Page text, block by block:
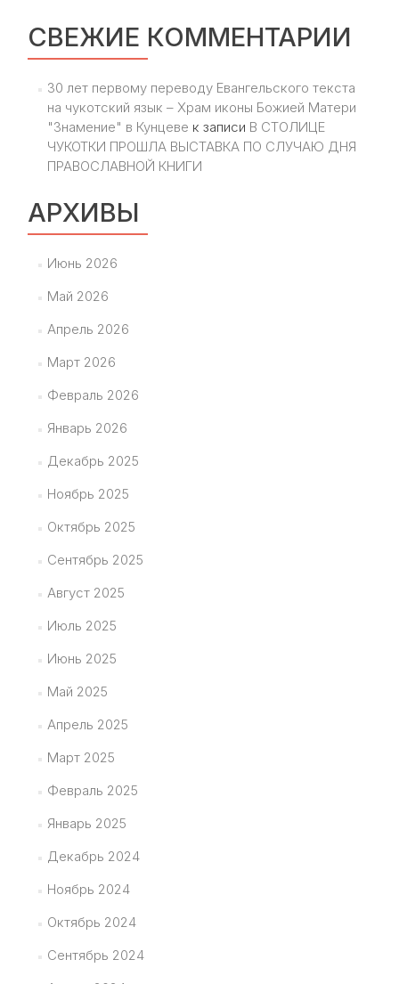
СВЕЖИЕ КОММЕНТАРИИ
30 лет первому переводу Евангельского текста
на чукотский язык – Храм иконы Божией Матери
"Знамение" в Кунцеве к записи В СТОЛИЦЕ
ЧУКОТКИ ПРОШЛА ВЫСТАВКА ПО СЛУЧАЮ ДНЯ
ПРАВОСЛАВНОЙ КНИГИ
АРХИВЫ
Июнь 2026
Май 2026
Апрель 2026
Март 2026
Февраль 2026
Январь 2026
Декабрь 2025
Ноябрь 2025
Октябрь 2025
Сентябрь 2025
Август 2025
Июль 2025
Июнь 2025
Май 2025
Апрель 2025
Март 2025
Февраль 2025
Январь 2025
Декабрь 2024
Ноябрь 2024
Октябрь 2024
Сентябрь 2024